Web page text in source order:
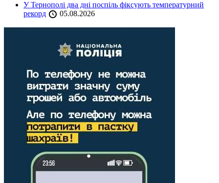
У Тернополі два дні поспіль фіксують температурний
рекорд
05.08.2026